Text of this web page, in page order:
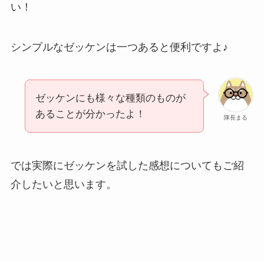
い！
シンプルなゼッケンは一つあると便利ですよ♪
隊長まる
ゼッケンにも様々な種類のものが
あることが分かったよ！
では実際にゼッケンを試した感想についてもご紹
介したいと思います。